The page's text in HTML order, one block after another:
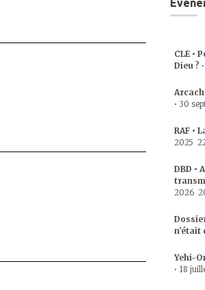
CLE •
Dieu ? •
• 30
RAF •
2025
DBD •
2026
n’était
Yehi-
• 18